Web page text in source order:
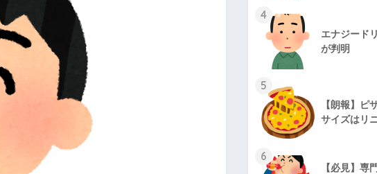
4
エナジード
が判明
5
【朗報】ピ
サイズはリ
6
【必見】専